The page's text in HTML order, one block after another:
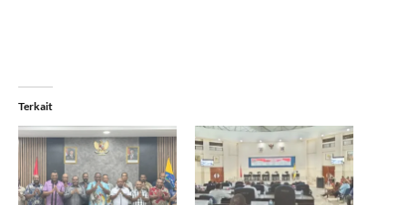
Terkait